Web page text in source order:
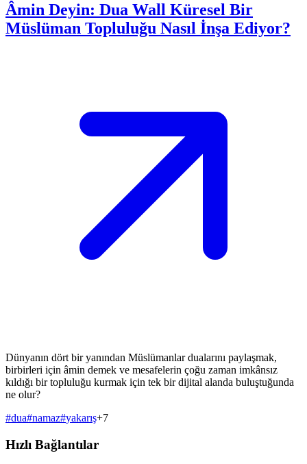
Âmin Deyin: Dua Wall Küresel Bir
Müslüman Topluluğu Nasıl İnşa Ediyor?
Dünyanın dört bir yanından Müslümanlar dualarını paylaşmak,
birbirleri için âmin demek ve mesafelerin çoğu zaman imkânsız
kıldığı bir topluluğu kurmak için tek bir dijital alanda buluştuğunda
ne olur?
#dua#namaz#yakarış+7
Hızlı Bağlantılar